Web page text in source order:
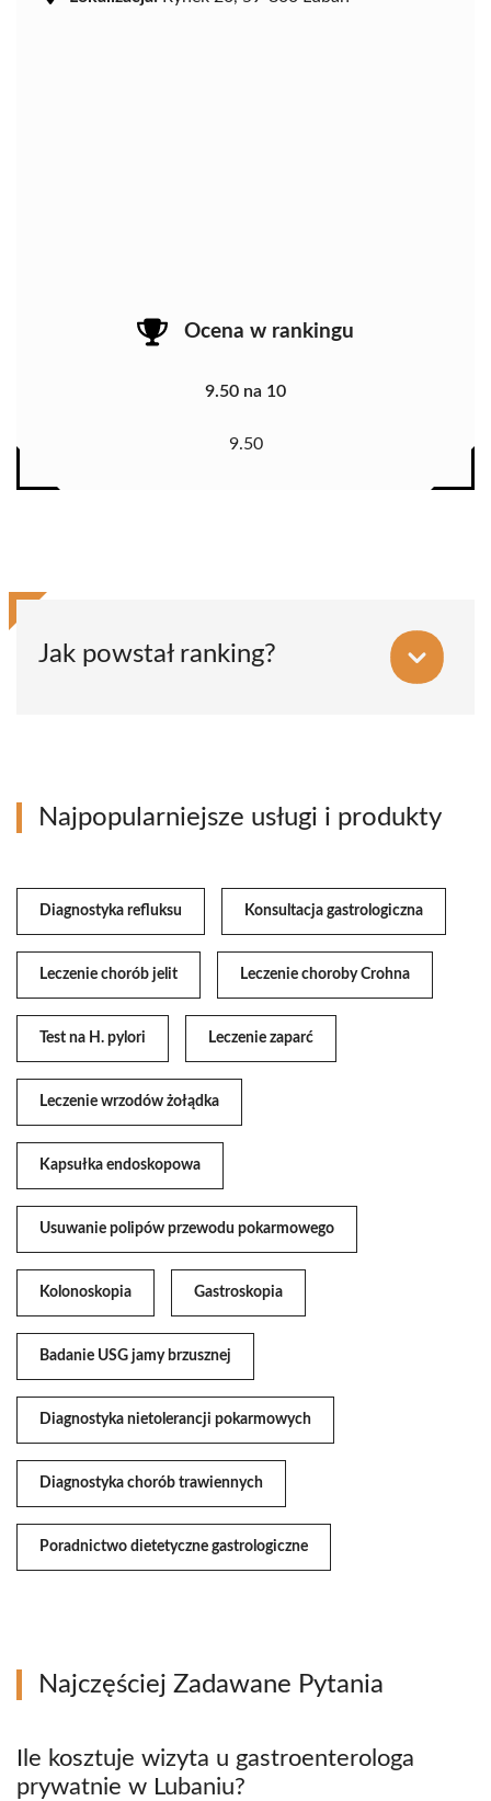
Ocena w rankingu
9.50 na 10
9.50
Jak powstał ranking?
Najpopularniejsze usługi i produkty
Diagnostyka refluksu Konsultacja gastrologiczna
Leczenie chorób jelit Leczenie choroby Crohna
Test na H. pylori Leczenie zaparć
Leczenie wrzodów żołądka
Kapsułka endoskopowa
Usuwanie polipów przewodu pokarmowego
Kolonoskopia Gastroskopia
Badanie USG jamy brzusznej
Diagnostyka nietolerancji pokarmowych
Diagnostyka chorób trawiennych
Poradnictwo dietetyczne gastrologiczne
Najczęściej Zadawane Pytania
Ile kosztuje wizyta u gastroenterologa
prywatnie w Lubaniu?